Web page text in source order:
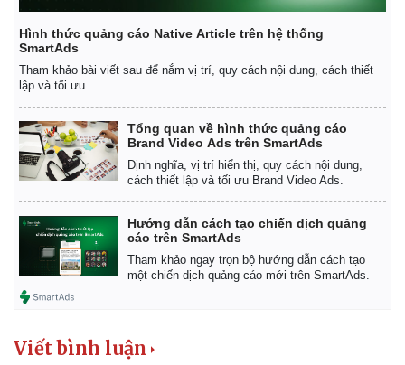
Hình thức quảng cáo Native Article trên hệ thống
SmartAds
Tham khảo bài viết sau để nắm vị trí, quy cách nội dung, cách thiết
lập và tối ưu.
Tổng quan về hình thức quảng cáo
Brand Video Ads trên SmartAds
Định nghĩa, vị trí hiển thị, quy cách nội dung,
cách thiết lập và tối ưu Brand Video Ads.
Hướng dẫn cách tạo chiến dịch quảng
cáo trên SmartAds
Tham khảo ngay trọn bộ hướng dẫn cách tạo
một chiến dịch quảng cáo mới trên SmartAds.
Viết bình luận